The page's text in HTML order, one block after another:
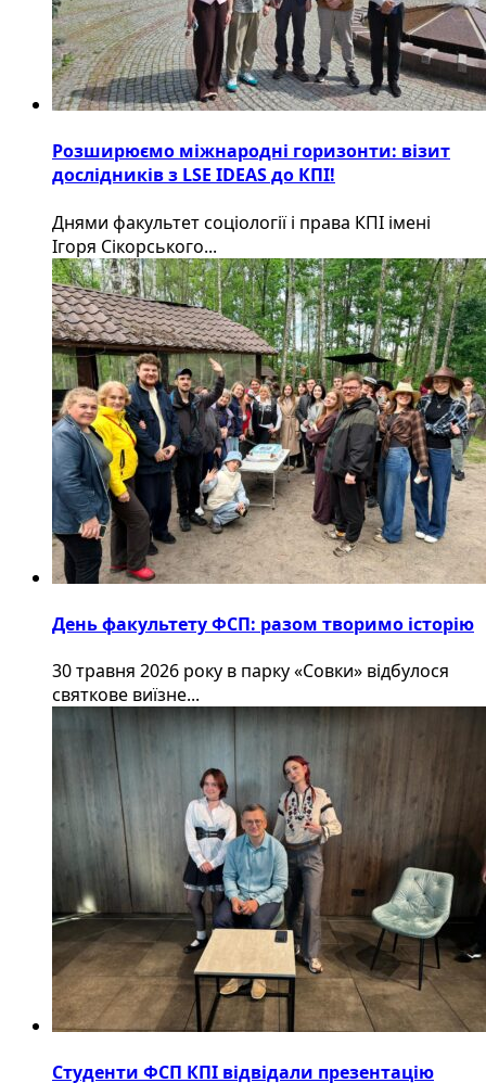
Розширюємо міжнародні горизонти: візит
дослідників з LSE IDEAS до КПІ!
Днями факультет соціології і права КПІ імені
Ігоря Сікорського...
День факультету ФСП: разом творимо історію
30 травня 2026 року в парку «Совки» відбулося
святкове виїзне...
Студенти ФСП КПІ відвідали презентацію